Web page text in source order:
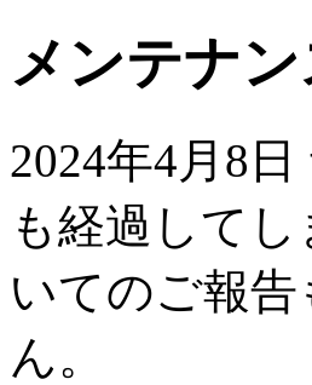
メンテナン
2024年4月8
も経過して
いてのご報
ん。